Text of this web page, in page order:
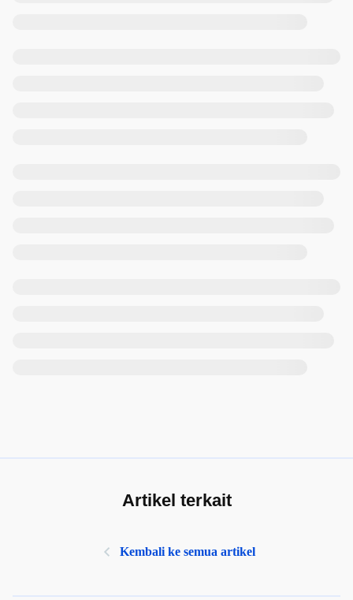
Artikel terkait
Kembali ke semua artikel